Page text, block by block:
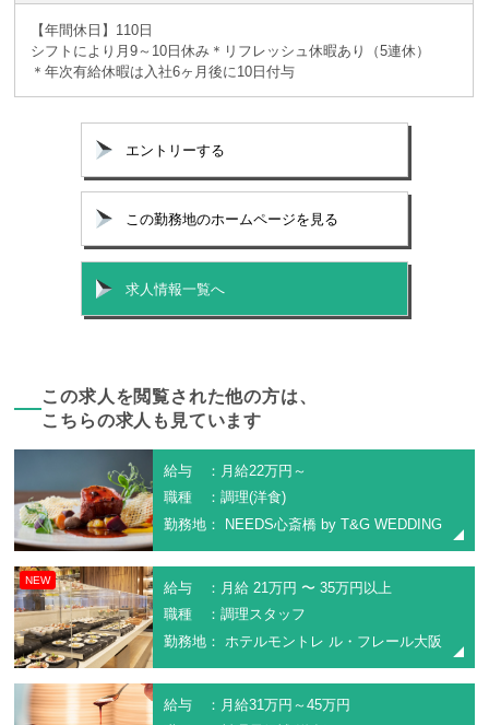
【年間休日】110日
シフトにより月9～10日休み＊リフレッシュ休暇あり（5連休）
＊年次有給休暇は入社6ヶ月後に10日付与
エントリーする
この勤務地のホームページを見る
求人情報一覧へ
この求人を閲覧された他の方は、
こちらの求人も見ています
給与 ：月給22万円～
職種 ：調理(洋食)
勤務地： NEEDS心斎橋 by T&G WEDDING
NEW
給与 ：月給 21万円 〜 35万円以上
職種 ：調理スタッフ
勤務地： ホテルモントレ ル・フレール大阪
給与 ：月給31万円～45万円